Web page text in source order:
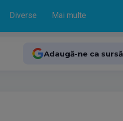
Diverse Mai multe
Adaugă-ne ca